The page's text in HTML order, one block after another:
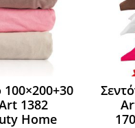
100×200+30
1382
Home